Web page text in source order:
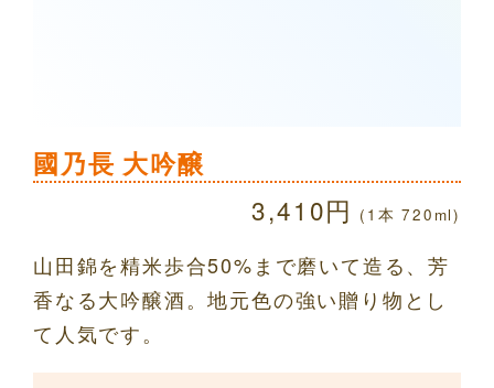
國乃長 大吟醸
3,410円 (1本 720ml)
山田錦を精米歩合50%まで磨いて造る、芳
香なる大吟醸酒。地元色の強い贈り物とし
て人気です。